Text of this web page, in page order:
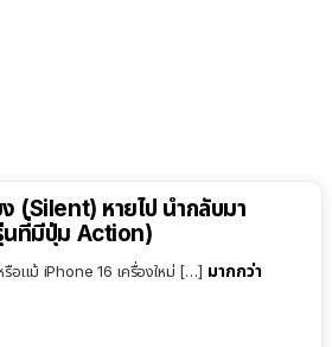
(Silent) หายไป นำกลับมา
นที่มีปุ่ม Action)
รือแม้ iPhone 16 เครื่องใหม่ […] มากกว่า